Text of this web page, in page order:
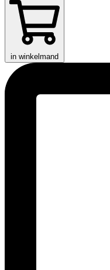
in winkelmand